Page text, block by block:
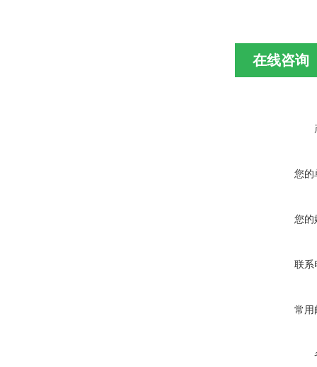
在线咨询
您的
您的
联系
常用